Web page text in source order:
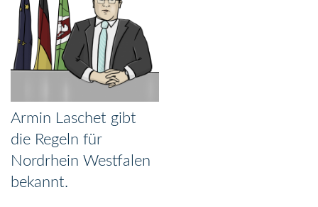
Armin Laschet gibt
die Regeln für
Nordrhein Westfalen
bekannt.